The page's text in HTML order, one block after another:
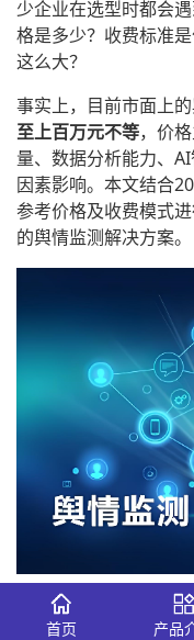
少企业在选型时都会
格是多少？收费标准
这么大？
事实上，目前市面上
至上百万元不等，价
量、数据分析能力、
因素影响。本文结合
参考价格及收费模式
的舆情监测解决方案。
一、 2026主
首页 产品